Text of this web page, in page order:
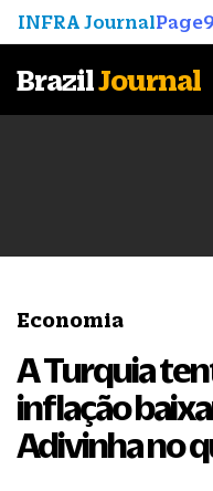
INFRA JournalPage9
BrazilJournal
Economia
A Turquia
inflação
Adivinha no